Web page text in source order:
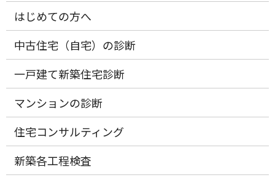
はじめての方へ
中古住宅（自宅）の診断
一戸建て新築住宅診断
マンションの診断
住宅コンサルティング
新築各工程検査